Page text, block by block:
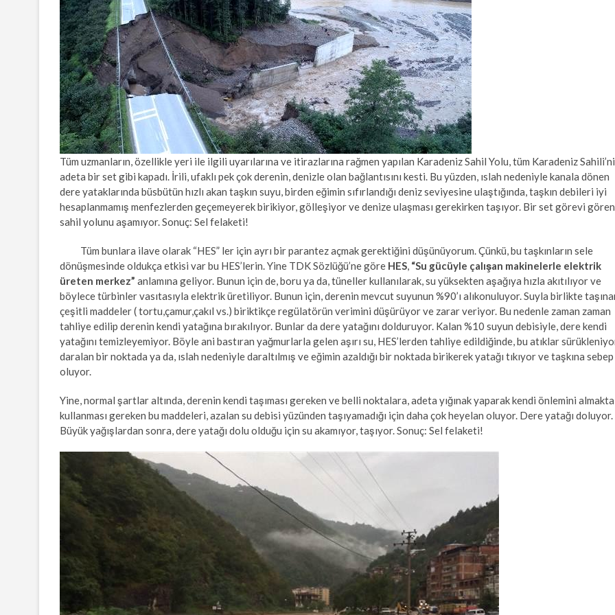
Tüm uzmanların, özellikle yeri ile ilgili uyarılarına ve itirazlarına rağmen yapılan Karadeniz Sahil Yolu, tüm Karadeniz Sahili’ni
adeta bir set gibi kapadı. İrili, ufaklı pek çok derenin, denizle olan bağlantısını kesti. Bu yüzden, ıslah nedeniyle kanala dönen
dere yataklarında büsbütün hızlı akan taşkın suyu, birden eğimin sıfırlandığı deniz seviyesine ulaştığında, taşkın debileri iyi
hesaplanmamış menfezlerden geçemeyerek birikiyor, gölleşiyor ve denize ulaşması gerekirken taşıyor. Bir set görevi gören
sahil yolunu aşamıyor. Sonuç: Sel felaketi!
Tüm bunlara ilave olarak “HES” ler için ayrı bir parantez açmak gerektiğini düşünüyorum. Çünkü, bu taşkınların sele
dönüşmesinde oldukça etkisi var bu HES’lerin. Yine TDK Sözlüğü’ne göre HES, “Su gücüyle çalışan makinelerle elektrik
üreten merkez” anlamına geliyor. Bunun için de, boru ya da, tüneller kullanılarak, su yüksekten aşağıya hızla akıtılıyor ve
böylece türbinler vasıtasıyla elektrik üretiliyor. Bunun için, derenin mevcut suyunun %90’ı alıkonuluyor. Suyla birlikte
çeşitli maddeler ( tortu,çamur,çakıl vs.) biriktikçe regülatörün verimini düşürüyor ve zarar veriyor. Bu nedenle zaman zaman
tahliye edilip derenin kendi yatağına bırakılıyor. Bunlar da dere yatağını dolduruyor. Kalan %10 suyun debisiyle, dere kendi
yatağını temizleyemiyor. Böyle ani bastıran yağmurlarla gelen aşırı su, HES’lerden tahliye edildiğinde, bu atıklar
daralan bir noktada ya da, ıslah nedeniyle daraltılmış ve eğimin azaldığı bir noktada birikerek yatağı tıkıyor ve taşkına sebep
oluyor.
Yine, normal şartlar altında, derenin kendi taşıması gereken ve belli noktalara, adeta yığınak yaparak kendi önlemini almakta
kullanması gereken bu maddeleri, azalan su debisi yüzünden taşıyamadığı için daha çok heyelan oluyor. Dere yatağı doluyor.
Büyük yağışlardan sonra, dere yatağı dolu olduğu için su akamıyor, taşıyor. Sonuç: Sel felaketi!